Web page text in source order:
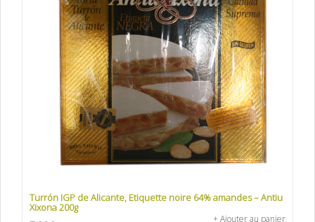
Turrón IGP de Alicante, Etiquette noire 64% amandes – Antiu
Xixona 200g
+ Ajouter au panier